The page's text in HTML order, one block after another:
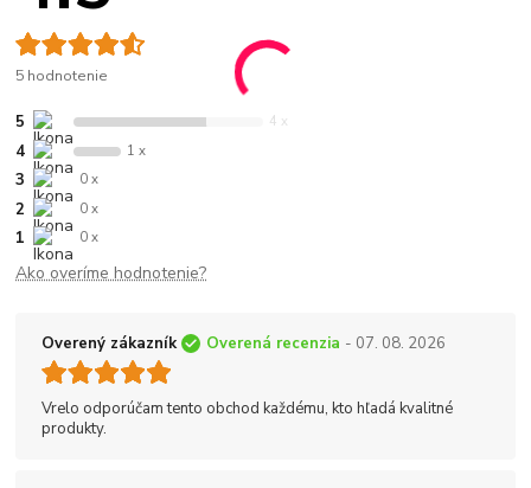
5 hodnotenie
5 4 x
4 1 x
3 0 x
2 0 x
1 0 x
Ako overíme hodnotenie?
Overený zákazník Overená recenzia - 07. 08. 2026
Vrelo odporúčam tento obchod každému, kto hľadá kvalitné
produkty.